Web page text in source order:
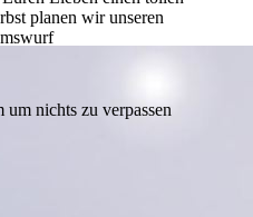
planen wir unseren
um nichts zu verpassen